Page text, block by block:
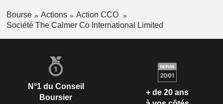
Bourse Actions
Action CCO
Société The Calmer Co International Limited
N°1 du Conseil
Boursier
+ de 20 ans